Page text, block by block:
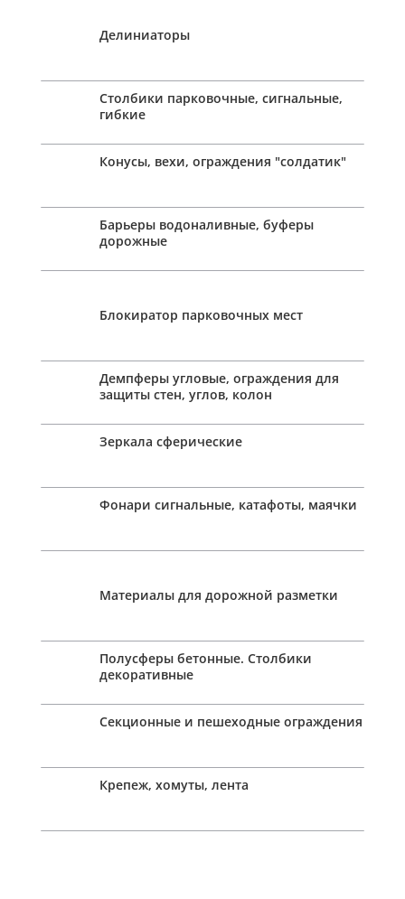
Делиниаторы
Столбики парковочные, сигнальные,
гибкие
Конусы, вехи, ограждения "солдатик"
Барьеры водоналивные, буферы
дорожные
Блокиратор парковочных мест
Демпферы угловые, ограждения для
защиты стен, углов, колон
Зеркала сферические
Фонари сигнальные, катафоты, маячки
Материалы для дорожной разметки
Полусферы бетонные. Столбики
декоративные
Секционные и пешеходные ограждения
Крепеж, хомуты, лента